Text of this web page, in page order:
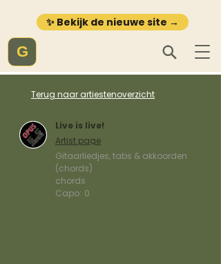
✨ Bekijk de nieuwe site →
G
Terug naar artiestenoverzicht
Live is live!
Artist page
Gitaarliedjes, tabs & akkoorden
(chords)
chords
Capo: 0